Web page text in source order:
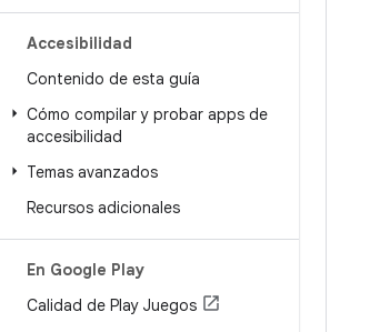
Accesibilidad
Contenido de esta guía
Cómo compilar y probar apps de
accesibilidad
Temas avanzados
Recursos adicionales
En Google Play
Calidad de Play Juegos